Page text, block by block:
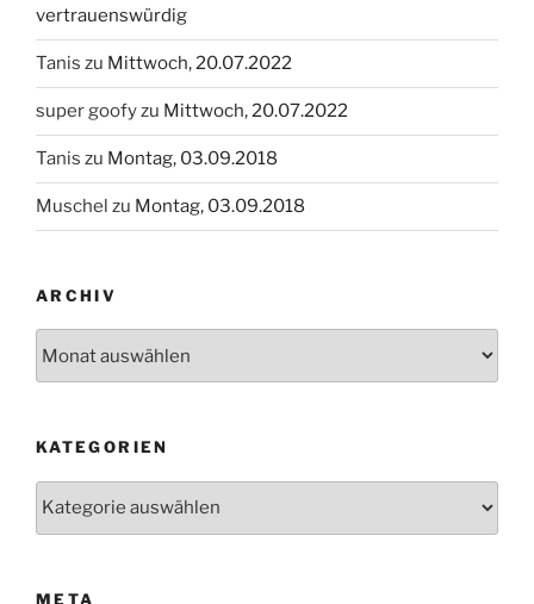
vertrauenswürdig
Tanis zu Mittwoch, 20.07.2022
super goofyzu Mittwoch, 20.07.2022
Tanis zu Montag, 03.09.2018
Muschel zu Montag, 03.09.2018
ARCHIV
KATEGORIEN
META